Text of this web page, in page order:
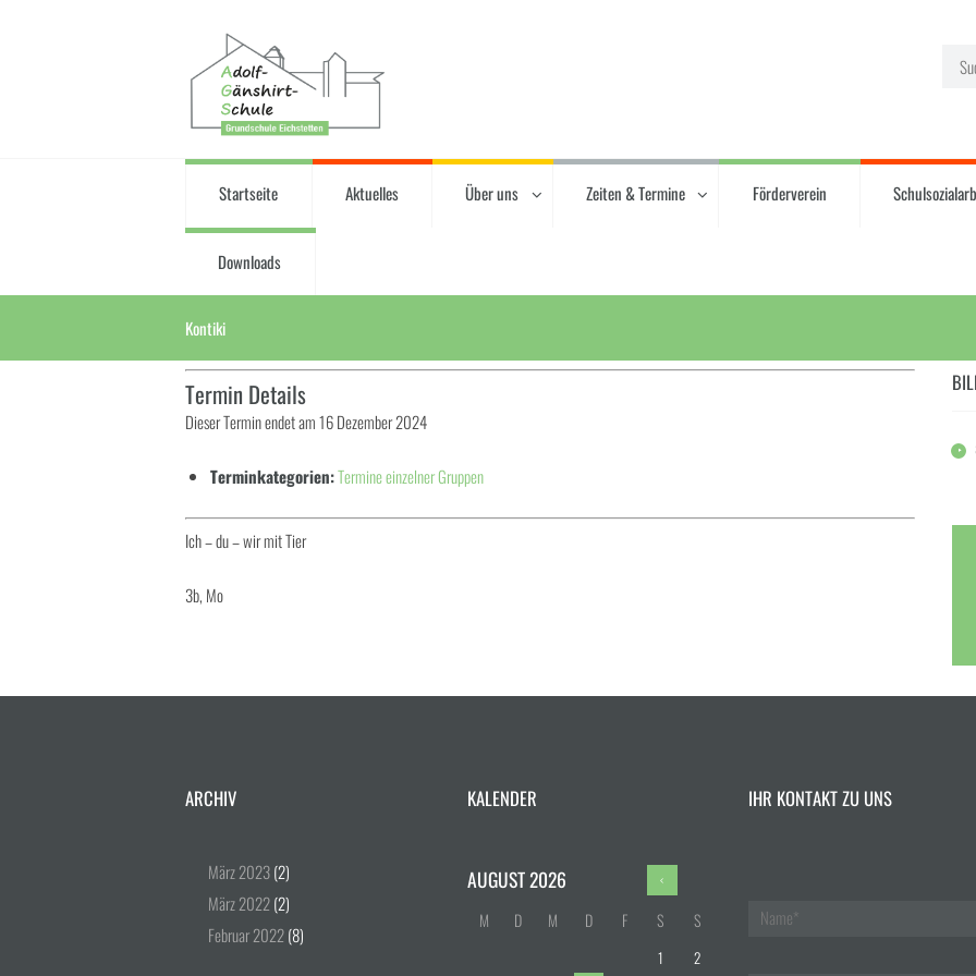
Startseite Aktuelles Über uns Zeiten & Termine Förderverein
Downloads
Kontiki
Termin Details
Dieser Termin endet am 16 Dezember 2024
Terminkategorien:Termine einzelner Gruppen
Ich – du – wir mit Tier
3b, Mo
ARCHIV
März2023(2)
März2022(2)
Februar2022(8)
KALENDER
AUGUST2026
M D M D F S S
1
2
IHR KONTAKT ZU UNS